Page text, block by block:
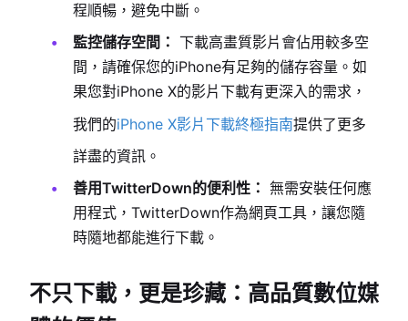
程順暢，避免中斷。
監控儲存空間： 下載高畫質影片會佔用較多空
間，請確保您的iPhone有足夠的儲存容量。如
果您對iPhone X的影片下載有更深入的需求，
我們的iPhone X影片下載終極指南提供了更多
詳盡的資訊。
善用TwitterDown的便利性： 無需安裝任何應
用程式，TwitterDown作為網頁工具，讓您隨
時隨地都能進行下載。
不只下載，更是珍藏：高品質數位媒